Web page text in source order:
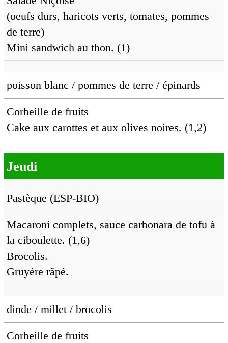
(oeufs durs, haricots verts, tomates, pommes
de terre)
Mini sandwich au thon. (1)
poisson blanc / pommes de terre / épinards
Corbeille de fruits
Cake aux carottes et aux olives noires. (1,2)
Jeudi
Pastèque (ESP-BIO)
Macaroni complets, sauce carbonara de tofu à
la ciboulette. (1,6)
Brocolis.
Gruyère râpé.
dinde / millet / brocolis
Corbeille de fruits